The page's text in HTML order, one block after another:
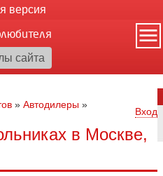
версия
» Автодилеры »
Вход
в Москве,